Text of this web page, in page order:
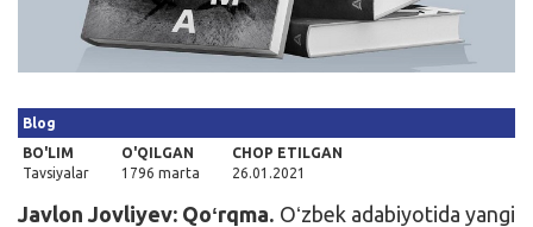
Blog
BO'LIM
Tavsiyalar
O'QILGAN
1796 marta
CHOP ETILGAN
26.01.2021
Javlon Jovliyev: Qoʻrqma. Oʻzbek adabiyotida yangi